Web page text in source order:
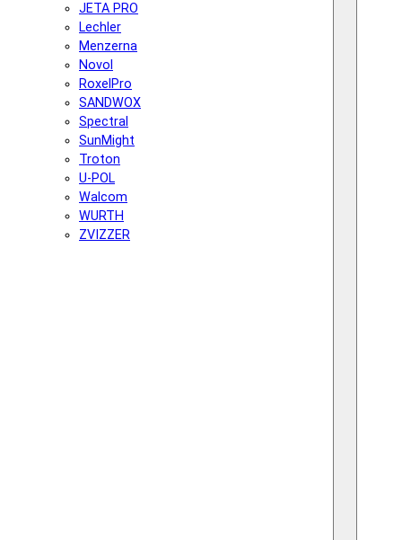
JETA PRO
Lechler
Menzerna
Novol
RoxelPro
SANDWOX
Spectral
SunMight
Troton
U-POL
Walcom
WURTH
ZVIZZER